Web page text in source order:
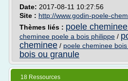
Date: 2017-08-11 10:27:56
Site : http://www.godin-poele-
Thèmes liés : poele
cheminee poele a bois philippe /
cheminee / poele cheminee
bois ou granule
18 Ressources